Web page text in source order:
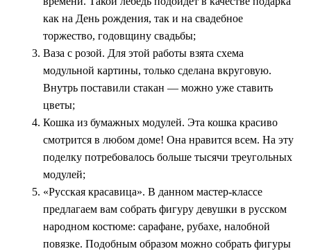
как на День рождения, так и на свадебное
торжество, годовщину свадьбы;
Ваза с розой. Для этой работы взята схема
модульной картины, только сделана вкруговую.
Внутрь поставили стакан — можно уже ставить
цветы;
Кошка из бумажных модулей. Эта кошка красиво
смотрится в любом доме! Она нравится всем. На эту
поделку потребовалось больше тысячи треугольных
модулей;
«Русская красавица». В данном мастер-классе
предлагаем вам собрать фигуру девушки в русском
народном костюме: сарафане, рубахе, налобной
повязке. Подобным образом можно собрать фигуры